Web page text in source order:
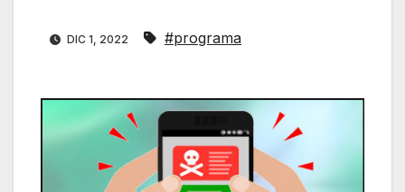
DIC 1, 2022 #programa